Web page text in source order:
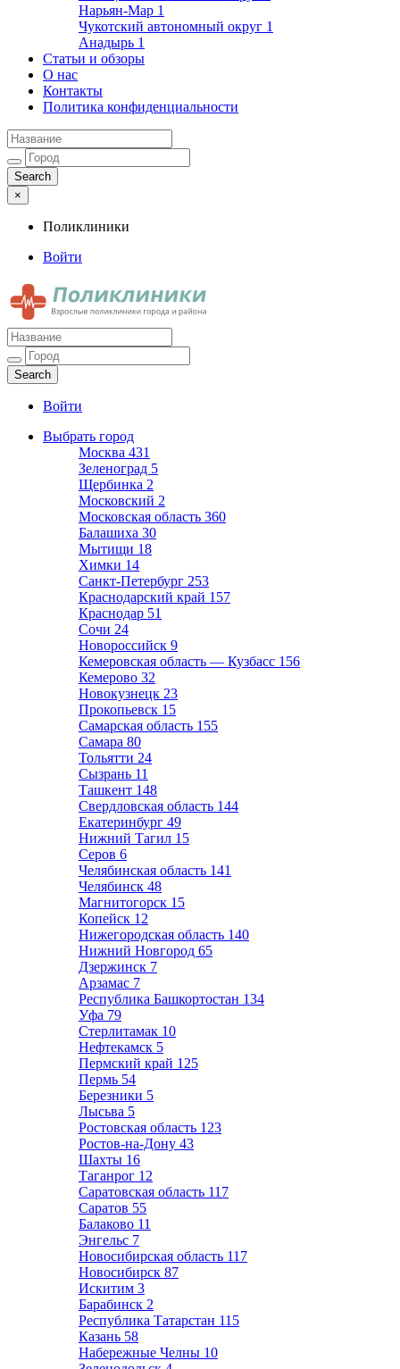
Нарьян-Мар 1
Чукотский автономный округ 1
Анадырь 1
Статьи и обзоры
О нас
Контакты
Политика конфиденциальности
×
Поликлиники
Войти
Поликлиники
Взрослые поликлиники города и района
Войти
Выбрать город
Москва 431
Зеленоград 5
Щербинка 2
Московский 2
Московская область 360
Балашиха 30
Мытищи 18
Химки 14
Санкт-Петербург 253
Краснодарский край 157
Краснодар 51
Сочи 24
Новороссийск 9
Кемеровская область — Кузбасс 156
Кемерово 32
Новокузнецк 23
Прокопьевск 15
Самарская область 155
Самара 80
Тольятти 24
Сызрань 11
Ташкент 148
Свердловская область 144
Екатеринбург 49
Нижний Тагил 15
Серов 6
Челябинская область 141
Челябинск 48
Магнитогорск 15
Копейск 12
Нижегородская область 140
Нижний Новгород 65
Дзержинск 7
Арзамас 7
Республика Башкортостан 134
Уфа 79
Стерлитамак 10
Нефтекамск 5
Пермский край 125
Пермь 54
Березники 5
Лысьва 5
Ростовская область 123
Ростов-на-Дону 43
Шахты 16
Таганрог 12
Саратовская область 117
Саратов 55
Балаково 11
Энгельс 7
Новосибирская область 117
Новосибирск 87
Искитим 3
Барабинск 2
Республика Татарстан 115
Казань 58
Набережные Челны 10